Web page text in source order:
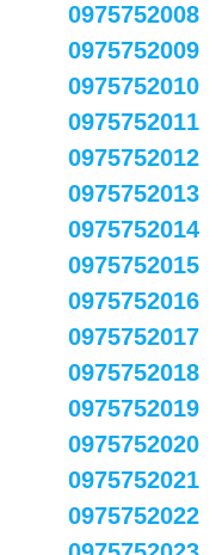
0975752008
0975752009
0975752010
0975752011
0975752012
0975752013
0975752014
0975752015
0975752016
0975752017
0975752018
0975752019
0975752020
0975752021
0975752022